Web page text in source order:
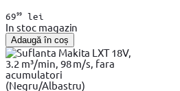
6999lei
In stoc magazin
Adaugă în coș